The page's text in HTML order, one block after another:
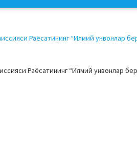
Раёсатининг “Илмий унвонлар
Раёсатининг “Илмий унвонлар